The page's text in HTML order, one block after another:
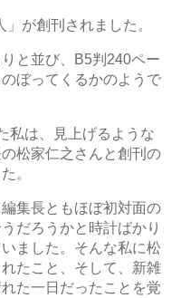
が創刊されました。
と並び、B5判240ペー
ぼってくるかのようで
私は、見上げるような
松家仁之さんと創刊の
。
集長ともほぼ初対面の
だろうかと時計ばかり
ました。そんな私に松
たこと、そして、新雑
た一日だったことを覚